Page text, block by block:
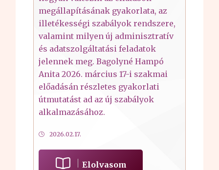
megállapításának gyakorlata, az
illetékességi szabályok rendszere,
valamint milyen új adminisztratív
és adatszolgáltatási feladatok
jelennek meg. Bagolyné Hampó
Anita 2026. március 17-i szakmai
előadásán részletes gyakorlati
útmutatást ad az új szabályok
alkalmazásához.
2026.02.17.
Elolvasom